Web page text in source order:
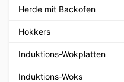
Herde mit Backofen
Hokkers
Induktions-Wokplatten
Induktions-Woks